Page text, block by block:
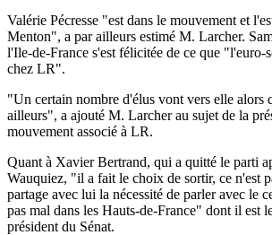
Valérie Pécresse "est dans le mouvement et
Menton", a par ailleurs estimé M. Larcher.
l'Ile-de-France s'est félicitée de ce que "l'euro-
chez LR".
"Un certain nombre d'élus vont vers elle alors
ailleurs", a ajouté M. Larcher au sujet de la
mouvement associé à LR.
Quant à Xavier Bertrand, qui a quitté le parti
Wauquiez, "il a fait le choix de sortir, ce n'est
partage avec lui la nécessité de parler avec le
pas mal dans les Hauts-de-France" dont il est
président du Sénat.